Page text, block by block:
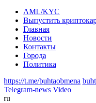
AML/KYC
Выпустить
Главная
Новости
Контакты
Города
Политика
https://t.me/buhtaobmena
Telegram-news Video
ru